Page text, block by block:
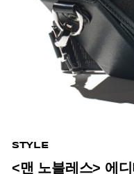
STYLE
<맨 노블레스> 에